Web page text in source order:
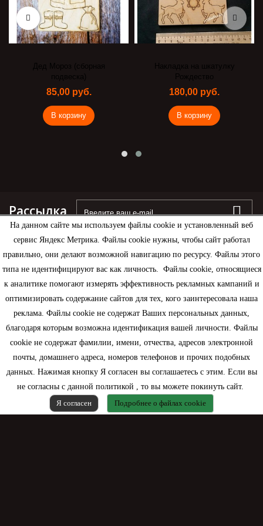
На данном сайте мы используем файлы cookie и установленный веб
сервис Яндекс Метрика. Файлы cookie нужны, чтобы сайт работал
правильно, они делают возможной навигацию по ресурсу. Файлы этого
типа не идентифицируют вас как личность. Файлы cookie, относящиеся
к аналитике помогают измерять эффективность рекламных кампаний и
оптимизировать содержание сайтов для тех, кого заинтересовала наша
реклама. Файлы cookie не содержат Ваших персональных данных,
благодаря которым возможна идентификация вашей личности. Файлы
cookie не содержат фамилии, имени, отчества, адресов электронной
почты, домашнего адреса, номеров телефонов и прочих подобных
данных. Нажимая кнопку Я согласен вы соглашаетесь с этим. Если вы
не согласны с данной политикой , то вы можете покинуть сайт.
Я согласен
Подробнее о файлах cookie
Дед Мороз (сборная
подвеска)
85,00 руб.
В корзину
Накладка на шкатулку
Рождество
180,00 руб.
В корзину
Рассылка
Информация
Моя учетная запись
Контактная информация